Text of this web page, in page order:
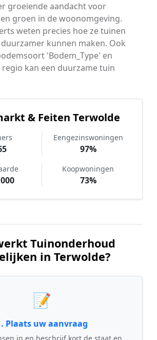
groeiende aandacht voor
groen in de woonomgeving.
weten precies hoe ze tuinen
kunnen maken. Ook
'Bodem_Type' en
kan een duurzame tuin
& Feiten Terwolde
Eengezinswoningen
97%
Koopwoningen
73%
Tuinonderhoud
in Terwolde?
📝
Plaats uw aanvraag